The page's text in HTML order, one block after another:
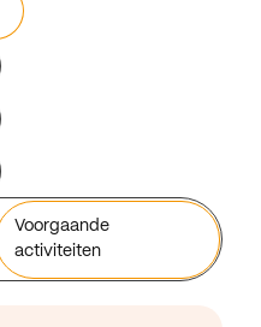
Voorgaande
activiteiten